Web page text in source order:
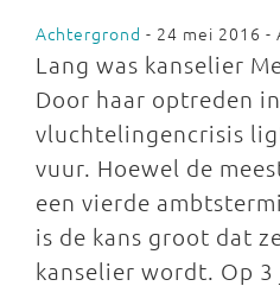
Achtergrond - 24 mei 2016 -
Lang was kanselier
Door haar optreden
vluchtelingencrisis
vuur. Hoewel de
een vierde
is de kans groot dat
kanselier wordt. Op